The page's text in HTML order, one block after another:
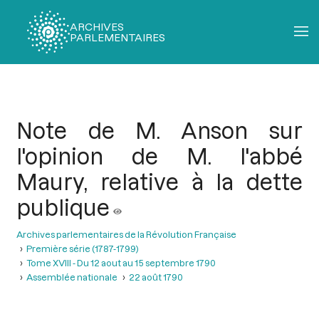
ARCHIVES
PARLEMENTAIRES
Note de M. Anson sur
l'opinion de M. l'abbé
Maury, relative à la dette
publique
Archives parlementaires de la Révolution Française
Première série (1787-1799)
Tome XVIII - Du 12 aout au 15 septembre 1790
Assemblée nationale
22 août 1790